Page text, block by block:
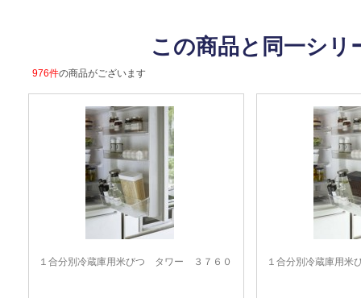
この商品と同一シ
976件の商品がございます
１合分別冷蔵庫用米びつ タワー ３７６０ １合分別冷蔵庫用